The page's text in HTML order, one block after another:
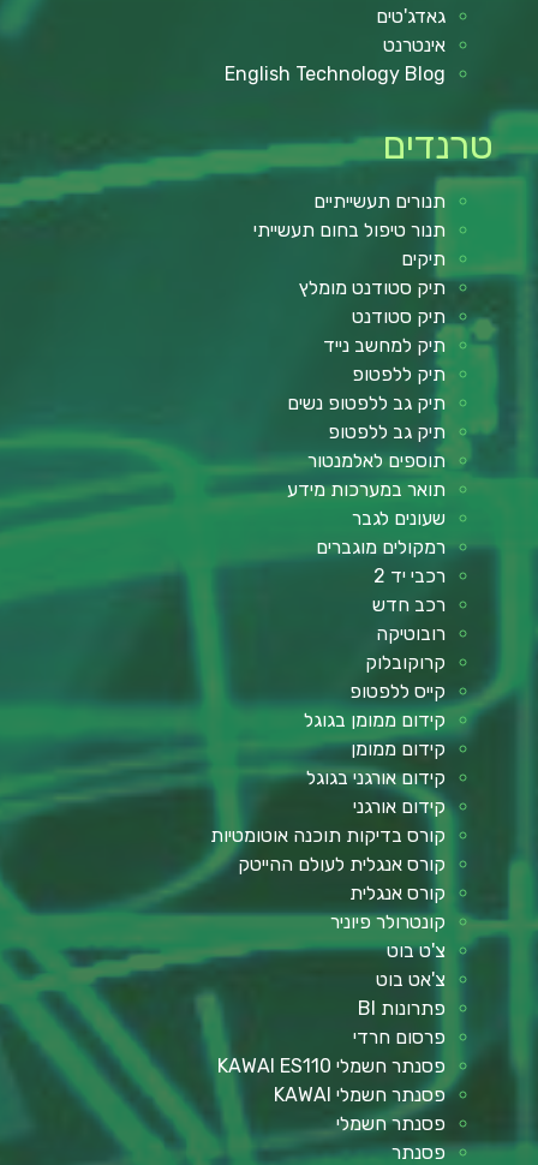
גאדג'טים
אינטרנט
English Technology Blog
טרנדים
תנורים תעשייתיים
תנור טיפול בחום תעשייתי
תיקים
תיק סטודנט מומלץ
תיק סטודנט
תיק למחשב נייד
תיק ללפטופ
תיק גב ללפטופ נשים
תיק גב ללפטופ
תוספים לאלמנטור
תואר במערכות מידע
שעונים לגבר
רמקולים מוגברים
רכבי יד 2
רכב חדש
רובוטיקה
קרוקובלוק
קייס ללפטופ
קידום ממומן בגוגל
קידום ממומן
קידום אורגני בגוגל
קידום אורגני
קורס בדיקות תוכנה אוטומטיות
קורס אנגלית לעולם ההייטק
קורס אנגלית
קונטרולר פיוניר
צ'ט בוט
צ'אט בוט
פתרונות BI
פרסום חרדי
פסנתר חשמלי KAWAI ES110
פסנתר חשמלי KAWAI
פסנתר חשמלי
פסנתר